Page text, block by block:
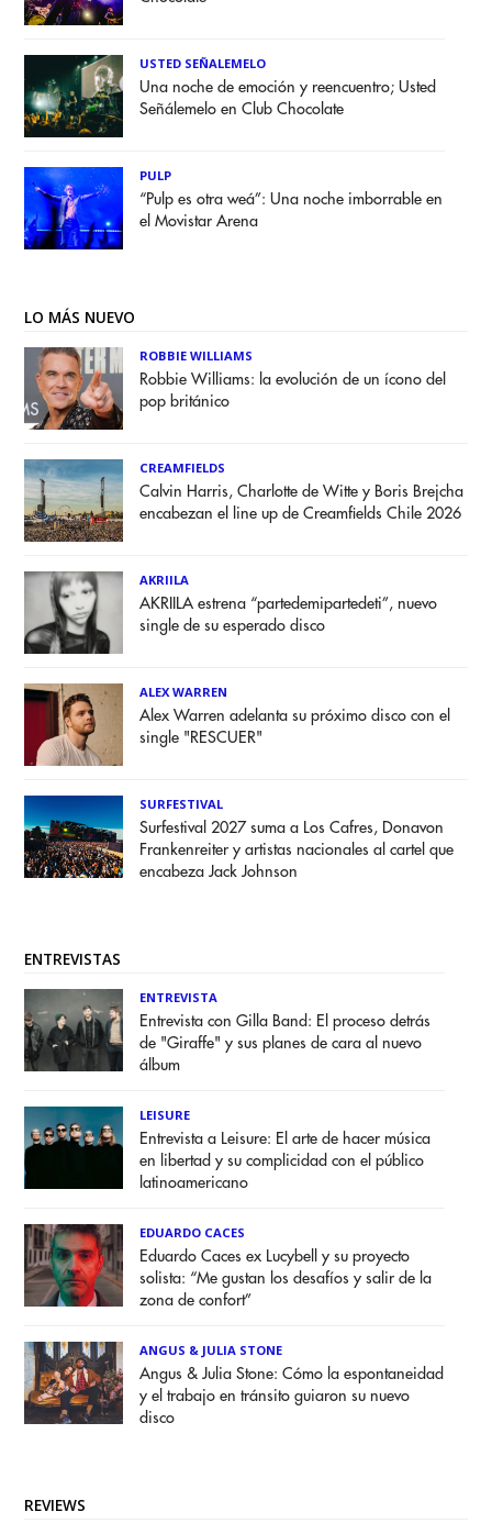
USTED SEÑALEMELO
Una noche de emoción y reencuentro; Usted
Señálemelo en Club Chocolate
PULP
“Pulp es otra weá”: Una noche imborrable en
el Movistar Arena
LO MÁS NUEVO
ROBBIE WILLIAMS
Robbie Williams: la evolución de un ícono del
pop británico
CREAMFIELDS
Calvin Harris, Charlotte de Witte y Boris Brejcha
encabezan el line up de Creamfields Chile 2026
AKRIILA
AKRIILA estrena “partedemipartedeti”, nuevo
single de su esperado disco
ALEX WARREN
Alex Warren adelanta su próximo disco con el
single "RESCUER"
SURFESTIVAL
Surfestival 2027 suma a Los Cafres, Donavon
Frankenreiter y artistas nacionales al cartel que
encabeza Jack Johnson
ENTREVISTAS
ENTREVISTA
Entrevista con Gilla Band: El proceso detrás
de "Giraffe" y sus planes de cara al nuevo
álbum
LEISURE
Entrevista a Leisure: El arte de hacer música
en libertad y su complicidad con el público
latinoamericano
EDUARDO CACES
Eduardo Caces ex Lucybell y su proyecto
solista: “Me gustan los desafíos y salir de la
zona de confort”
ANGUS & JULIA STONE
Angus & Julia Stone: Cómo la espontaneidad
y el trabajo en tránsito guiaron su nuevo
disco
REVIEWS